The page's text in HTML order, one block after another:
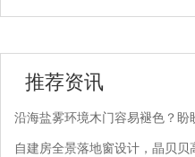
推荐资讯
沿海盐雾环境木门容易褪色？
自建房全景落地窗设计，晶贝